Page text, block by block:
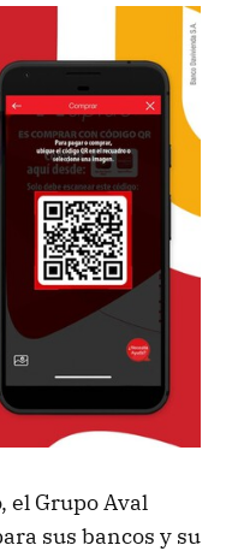
el Grupo Aval
sus bancos y su